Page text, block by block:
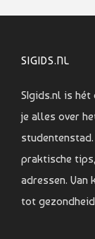
SIGIDS.NL
SIgids.nl is
je alles over
praktische
adressen. Van
tot